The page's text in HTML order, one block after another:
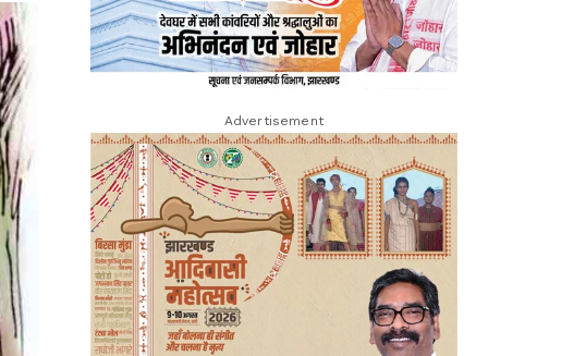
Advertisement